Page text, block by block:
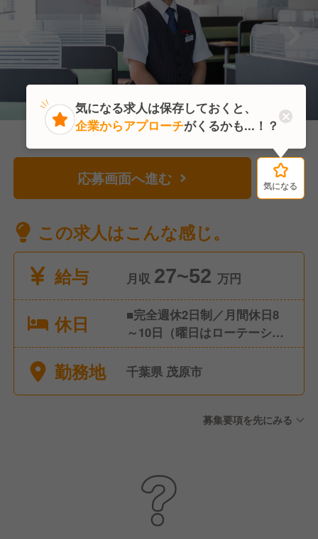
応募画面へ進む 気になる
この求人はこんな感じ。
給与
月収 27~52 万円
休日
■完全週休2日制／月間休日8
～10日（曜日はローテーショ
ン制） ■年間休日116日 ■年次
有給休暇 入社6ヶ月後10日
給休暇 ■介護休暇/子の看護休
応じて最長小学校6年生まで）
の時短勤務制度 ■深夜勤務免
除制度
勤務地 千葉県 茂原市
募集要項を先にみる
気になる
気になる求人は保存しておくと、
企業からアプローチがくるかも...！？